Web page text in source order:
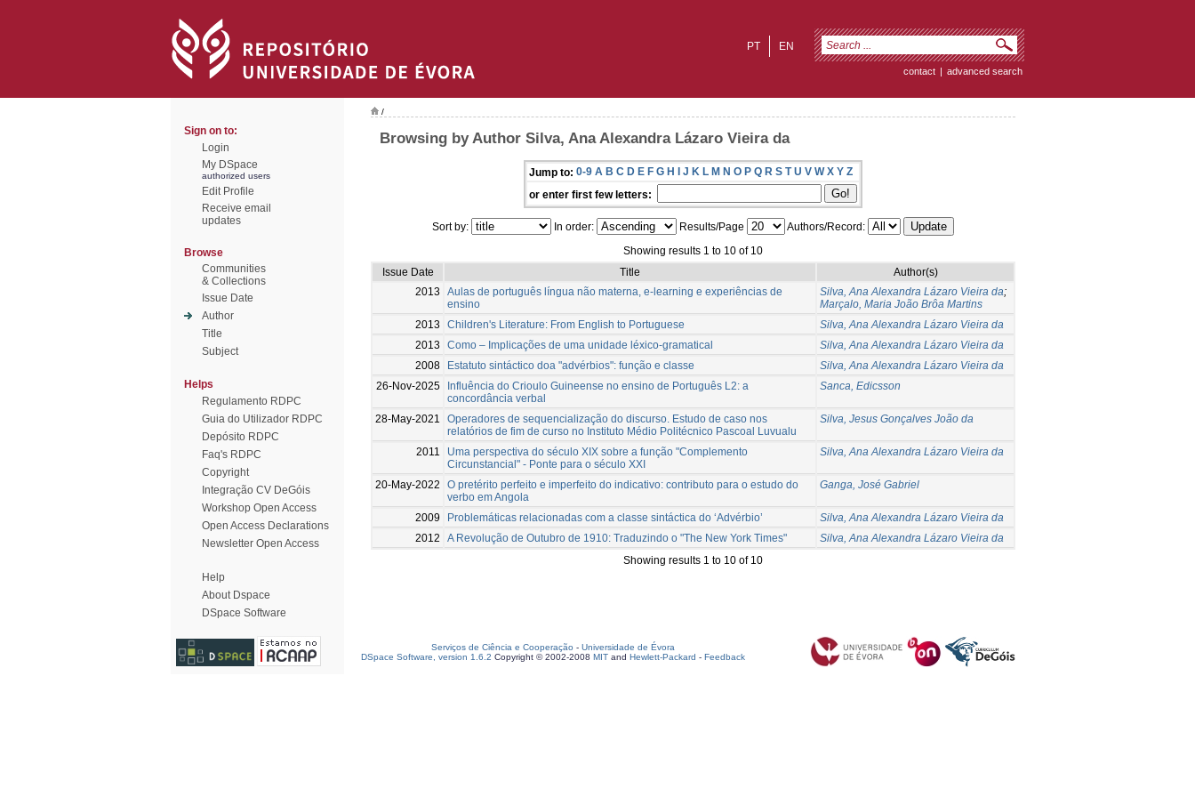
EN
PT
contact | advanced search
Sign on to:
Login
My DSpace
authorized users
Edit Profile
Receive email
updates
Browse
Communities
& Collections
Issue Date
Author
Title
Subject
Helps
Regulamento RDPC
Guia do Utilizador RDPC
Depósito RDPC
Faq's RDPC
Copyright
Integração CV DeGóis
Workshop Open Access
Open Access Declarations
Newsletter Open Access
Help
About Dspace
DSpace Software
/
Browsing by Author Silva, Ana Alexandra Lázaro Vieira da
Jump to: 0-9 A B C D E F G H I J K L M N O P Q R S T U V W X Y Z
or enter first few letters:
Sort by: In order: Results/Page
Authors/Record:
Showing results 1 to 10 of 10
Issue Date
Title
Author(s)
2013
Aulas de português língua não materna, e-learning e experiências de
ensino
Silva, Ana Alexandra Lázaro Vieira da;
Marçalo, Maria João Brôa Martins
2013
Children's Literature: From English to Portuguese
Silva, Ana Alexandra Lázaro Vieira da
2013
Como – Implicações de uma unidade léxico-gramatical
Silva, Ana Alexandra Lázaro Vieira da
2008
Estatuto sintáctico doa "advérbios": função e classe
Silva, Ana Alexandra Lázaro Vieira da
26-Nov-2025
Influência do Crioulo Guineense no ensino de Português L2: a
concordância verbal
Sanca, Edicsson
28-May-2021
Operadores de sequencialização do discurso. Estudo de caso nos
relatórios de fim de curso no Instituto Médio Politécnico Pascoal Luvualu
Silva, Jesus Gonçalves João da
2011
Uma perspectiva do século XIX sobre a função "Complemento
Circunstancial" - Ponte para o século XXI
Silva, Ana Alexandra Lázaro Vieira da
20-May-2022
O pretérito perfeito e imperfeito do indicativo: contributo para o estudo do
verbo em Angola
Ganga, José Gabriel
2009 Problemáticas relacionadas com a classe sintáctica do ‘Advérbio’
Silva, Ana Alexandra Lázaro Vieira da
2012
A Revolução de Outubro de 1910: Traduzindo o "The New York Times"
Silva, Ana Alexandra Lázaro Vieira da
Showing results 1 to 10 of 10
Serviços de Ciência e Cooperação - Universidade de Évora
DSpace Software, version 1.6.2 Copyright © 2002-2008 MIT and Hewlett-Packard - Feedback